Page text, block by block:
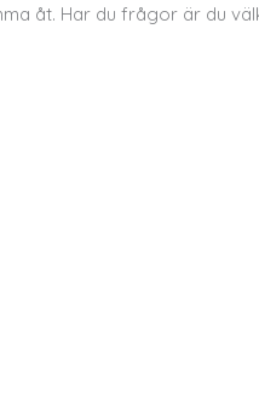
åt. Har du frågor är du